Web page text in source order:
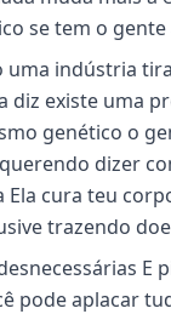
se tem o
uma indústria
diz existe uma
genético o
dizer
cura teu
trazendo
pode aplacar